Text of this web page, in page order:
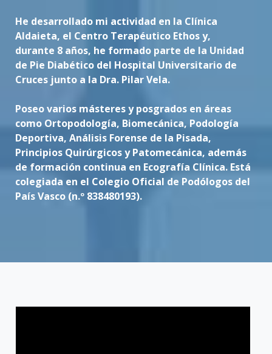
He desarrollado mi actividad en la Clínica
Aldaieta, el Centro Terapéutico Ethos y,
durante 8 años, he formado parte de la Unidad
de Pie Diabético del Hospital Universitario de
Cruces junto a la Dra. Pilar Vela.
Poseo varios másteres y posgrados en áreas
como Ortopodología, Biomecánica, Podología
Deportiva, Análisis Forense de la Pisada,
Principios Quirúrgicos y Patomecánica, además
de formación continua en Ecografía Clínica. Está
colegiada en el Colegio Oficial de Podólogos del
País Vasco (n.º 838480193).